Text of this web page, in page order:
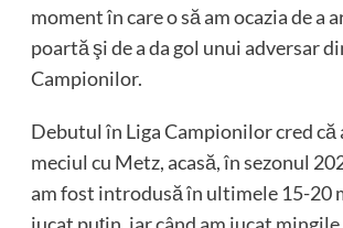
moment în care o să am ocazia de a
poartă şi de a da gol unui adversar
Campionilor.
Debutul în Liga Campionilor cred că
meciul cu Metz, acasă, în sezonul
am fost introdusă în ultimele 15-20